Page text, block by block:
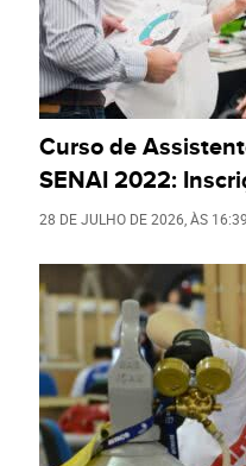
Curso de
SENAI 2022:
28 DE JULHO DE 2026 , ÀS 16:39